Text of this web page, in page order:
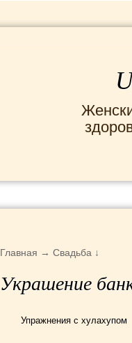
Главная →Свадьба ↓
Украшение
Упражнения с хулахупом